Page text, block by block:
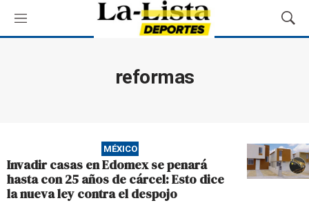
M
e
M
o
ú
s
q
u
reformas
MÉXICO
Invadir casas en Edomex se penará
hasta con 25 años de cárcel: Esto dice
la nueva ley contra el despojo